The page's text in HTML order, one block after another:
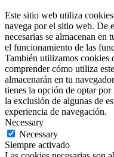
Este sitio web utiliza
navega por el sitio web. De
necesarias se almacenan en
el funcionamiento de las
También utilizamos cookies
comprender cómo utiliza
almacenarán en tu
tienes la opción de optar
la exclusión de algunas de
experiencia de navegación.
Necessary
Necessary
Siempre activado